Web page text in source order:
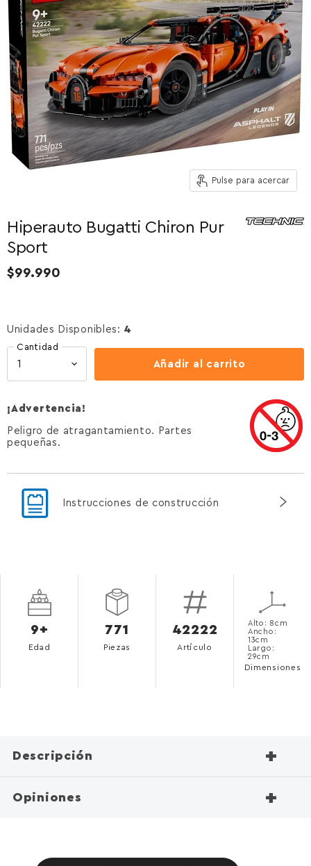
Pulse para acercar
Hiperauto Bugatti Chiron Pur
Sport
$99.990
Unidades Disponibles: 4
Cantidad
Añadir al carrito
¡Advertencia!
Peligro de atragantamiento. Partes
pequeñas.
Instrucciones de construcción
9+
Edad
771
Piezas
42222
Artículo
Alto: 8cm
Ancho:
13cm
Largo:
29cm
Dimensiones
Descripción +
Opiniones +